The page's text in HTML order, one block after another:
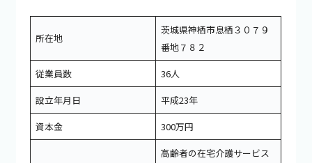
所在地
茨城県神栖市息栖３０７９
番地７８２
従業員数
36人
設立年月日
平成23年
資本金
300万円
高齢者の在宅介護サービス